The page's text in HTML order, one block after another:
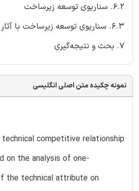
6.2. سناریوی توسعه زیرساخت
6.3. سناریوی توسعه زیرساخت با آثار پسخورد
7. بحث و نتیجه‌گیری
نمونه چکیده متن اصلی انگلیسی
competitive relationship
on the analysis of one-
the technical attribute on